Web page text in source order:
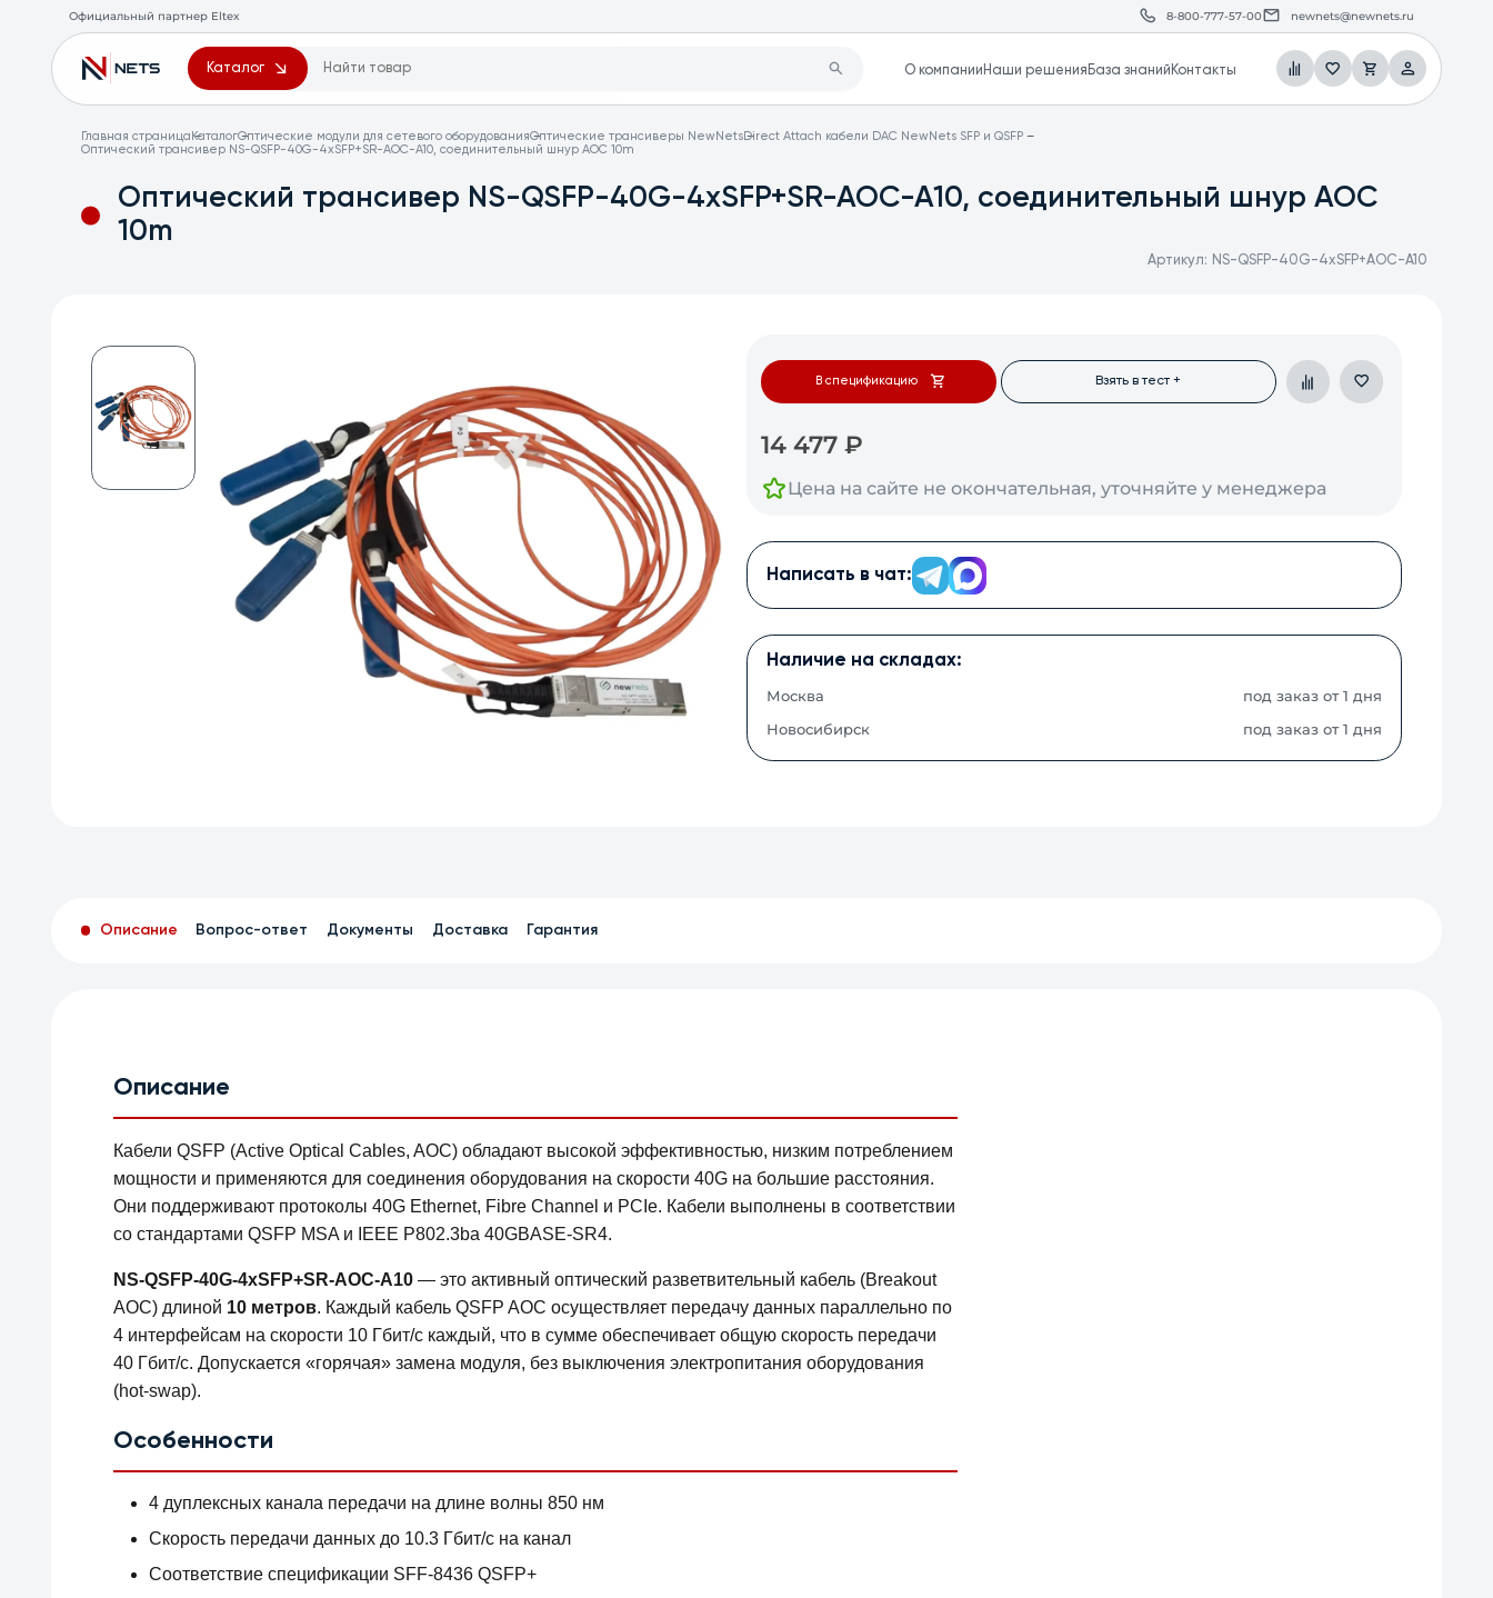
Официальный партнер Eltex 8-800-777-57-00 newnets@newnets.ru
Каталог О компании Наши решения База знаний Контакты
Главная страницаКаталогОптические модули для сетевого оборудованияОптические трансиверы NewNetsDirect Attach кабели DAC NewNets SFP и QSFP
Оптический трансивер NS-QSFP-40G-4хSFP+SR-AOC-A10, соединительный шнур AOC 10m
Оптический трансивер NS-QSFP-40G-4хSFP+SR-AOC-A10, соединительный шнур AOC
10m
Артикул: NS-QSFP-40G-4хSFP+AOC-A10
В спецификацию Взять в тест +
14 477 ₽
Цена на сайте не окончательная, уточняйте у менеджера
Написать в чат:
Наличие на складах:
Москва
под заказ от 1 дня
Новосибирск
под заказ от 1 дня
Описание Вопрос-ответ Документы Доставка Гарантия
Описание
Кабели QSFP (Active Optical Cables, AOC) обладают высокой эффективностью, низким потреблением
мощности и применяются для соединения оборудования на скорости 40G на большие расстояния.
Они поддерживают протоколы 40G Ethernet, Fibre Channel и PCIe. Кабели выполнены в соответствии
со стандартами QSFP MSA и IEEE P802.3ba 40GBASE-SR4.
NS-QSFP-40G-4хSFP+SR-AOC-A10 — это активный оптический разветвительный кабель (Breakout
AOC) длиной 10 метров. Каждый кабель QSFP AOC осуществляет передачу данных параллельно по
4 интерфейсам на скорости 10 Гбит/с каждый, что в сумме обеспечивает общую скорость передачи
40 Гбит/с. Допускается «горячая» замена модуля, без выключения электропитания оборудования
(hot-swap).
Особенности
4 дуплексных канала передачи на длине волны 850 нм
Скорость передачи данных до 10.3 Гбит/с на канал
Соответствие спецификации SFF-8436 QSFP+